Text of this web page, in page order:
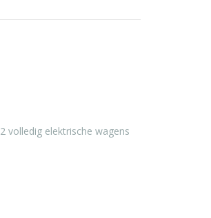
volledig elektrische wagens